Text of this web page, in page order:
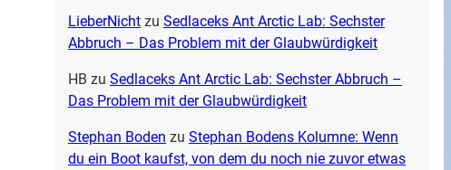
LieberNichtzu Sedlaceks Ant Arctic Lab: Sechster
Abbruch – Das Problem mit der Glaubwürdigkeit
HB zu Sedlaceks Ant Arctic Lab: Sechster Abbruch –
Das Problem mit der Glaubwürdigkeit
Stephan Boden zu Stephan Bodens Kolumne: Wenn
du ein Boot kaufst, von dem du noch nie zuvor etwas